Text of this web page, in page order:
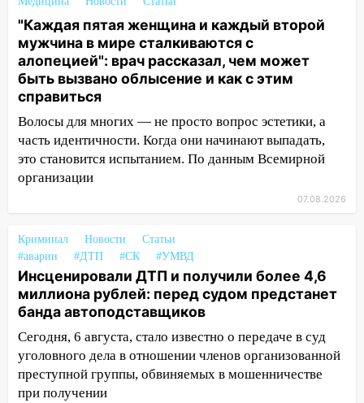
запретили остановку автомобилей на
50-метровом участке
14:22 В Новом городе 8 августа пройдет
большой фестиваль «Наше время» с
мотофристайлом и концертом
«Мураками»
14:04 Жару смоет ливнями: прогноз
погоды в Ульяновской области на
выходные 8-9 августа
полицейские проведут акцию «Час
пассажира»
13:20 В Ульяновске за один день
обокрали женщину на пляже и
подростка в сквере
13:01
В Димитровграде мужчина
выбросил из машины страйкбольную
гранату: его задержали
"Каждая пятая женщина и каждый второй
мужчина в мире сталкиваются с
алопецией": врач рассказал, чем может
быть вызвано облысение и как с этим
справиться
Волосы для многих — не просто вопрос эстетики, а
часть идентичности. Когда они начинают выпадать,
это становится испытанием. По данным Всемирной
организации
07.08.2026
Криминал Новости
Статьи
#аварии
#ДТП #СК #УМВД
Инсценировали ДТП и получили более 4,6
миллиона рублей: перед судом предстанет
банда автоподставщиков
Сегодня, 6 августа, стало известно о передаче в суд
уголовного дела в отношении членов организованной
преступной группы, обвиняемых в мошенничестве
при получении